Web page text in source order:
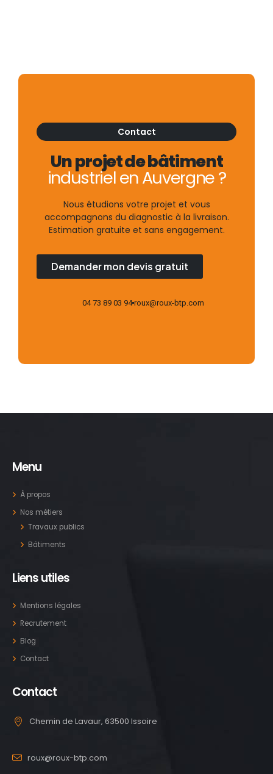
Contact
Un projet de bâtiment
industriel en Auvergne ?
Nous étudions votre projet et vous
accompagnons du diagnostic à la livraison.
Estimation gratuite et sans engagement.
Demander mon devis gratuit
04 73 89 03 94 roux@roux-btp.com
Menu
À propos
Nos métiers
Travaux publics
Bâtiments
Liens utiles
Mentions légales
Recrutement
Blog
Contact
Contact
Chemin de Lavaur, 63500 Issoire
roux@roux-btp.com